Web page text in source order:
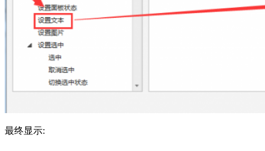
最终显示: